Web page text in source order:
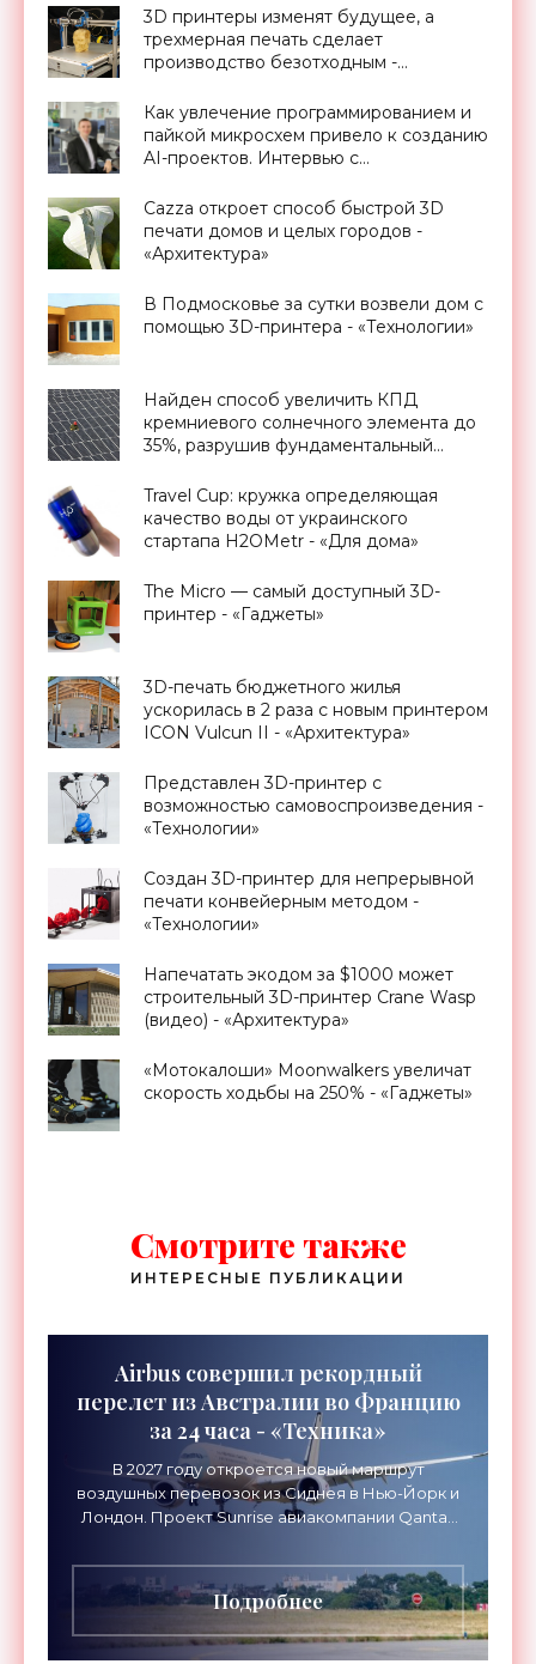
3D принтеры изменят будущее, а
трехмерная печать сделает
производство безотходным -
Как увлечение программированием и
пайкой микросхем привело к созданию
AI-проектов. Интервью с
Cazza откроет способ быстрой 3D
печати домов и целых городов -
«Архитектура»
В Подмосковье за сутки возвели дом с
помощью 3D-принтера - «Технологии»
Найден способ увеличить КПД
кремниевого солнечного элемента до
35%, разрушив фундаментальный
Электроники»
Travel Cup: кружка определяющая
качество воды от украинского
стартапа H2OMetr - «Для дома»
The Micro — самый доступный 3D-
принтер - «Гаджеты»
3D-печать бюджетного жилья
ускорилась в 2 раза с новым принтером
ICON Vulcun II - «Архитектура»
Представлен 3D-принтер с
возможностью самовоспроизведения -
«Технологии»
Создан 3D-принтер для непрерывной
печати конвейерным методом -
«Технологии»
Напечатать экодом за $1000 может
строительный 3D-принтер Crane Wasp
(видео) - «Архитектура»
«Мотокалоши» Moonwalkers увеличат
скорость ходьбы на 250% - «Гаджеты»
Смотрите также
ИНТЕРЕСНЫЕ ПУБЛИКАЦИИ
Airbus совершил рекордный
перелет из Австралии во Францию
за 24 часа - «Техника»
В 2027 году откроется новый маршрут
воздушных перевозок из Сиднея в Нью-Йорк и
Лондон. Проект Sunrise авиакомпании Qantas
длительностью до 24
Подробнее